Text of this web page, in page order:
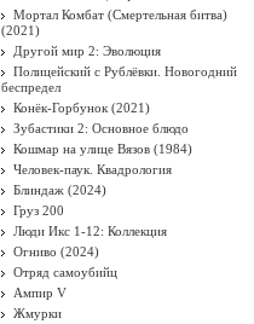
Мортал Комбат (Смертельная битва)
(2021)
Другой мир 2: Эволюция
Полицейский с Рублёвки. Новогодний
беспредел
Конёк-Горбунок (2021)
Зубастики 2: Основное блюдо
Кошмар на улице Вязов (1984)
Человек-паук. Квадрология
Блиндаж (2024)
Груз 200
Люди Икс 1-12: Коллекция
Огниво (2024)
Отряд самоубийц
Ампир V
Жмурки